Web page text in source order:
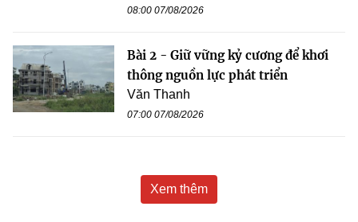
08:00 07/08/2026
Bài 2 - Giữ vững kỷ cương để khơi
thông nguồn lực phát triển
Văn Thanh
07:00 07/08/2026
Xem thêm